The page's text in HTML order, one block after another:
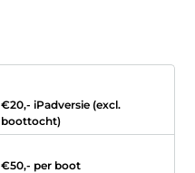
€20,- iPadversie (excl.
boottocht)
€50,- per boot